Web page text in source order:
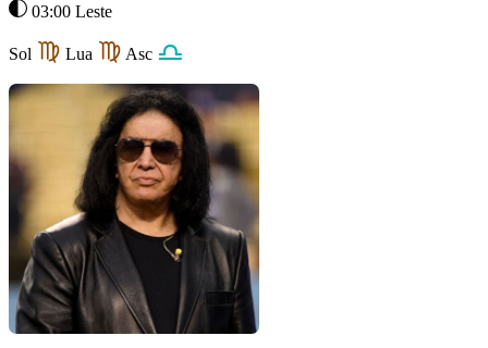
03:00 Leste
Sol Lua Asc